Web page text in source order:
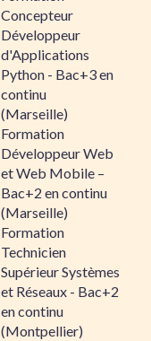
Concepteur
Développeur
d'Applications
Python - Bac+3 en
continu
(Marseille)
Formation
Développeur Web
et Web Mobile –
Bac+2 en continu
(Marseille)
Formation
Technicien
Supérieur Systèmes
et Réseaux - Bac+2
en continu
(Montpellier)